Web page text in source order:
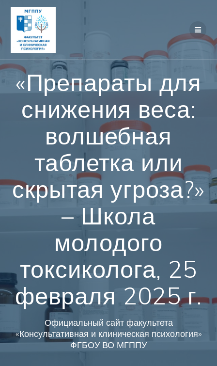
«Препараты для
снижения веса:
волшебная
таблетка или
скрытая угроза?»
– Школа
молодого
токсиколога, 25
февраля 2025 г.
Официальный сайт факультета
«Консультативная и клиническая психология»
ФГБОУ ВО МГППУ